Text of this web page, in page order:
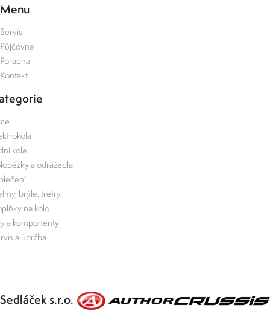
Menu
Servis
Půjčovna
Poradna
Kontakt
kola
a odrážedla
brýle, tretry
na kolo
a komponenty
a údržba
Sedláček s.r.o.